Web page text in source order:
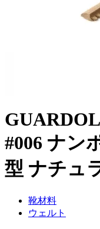
#006 ナン
型 ナチュ
靴材料
ウェルト